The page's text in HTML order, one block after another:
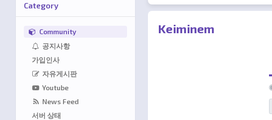
Category
Community
공지사항
가입인사
자유게시판
Youtube
News Feed
서버 상태
Keiminem